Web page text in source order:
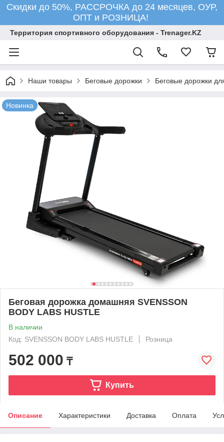
Скидки до 50%, РАССРОЧКА до 24 месяцев, ОУР,
ОПТ и РОЗНИЦА!
Территория спортивного оборудования - Trenager.KZ
Наши товары Беговые дорожки Беговые дорожки
Новинка
Беговая дорожка домашняя SVENSSON
BODY LABS HUSTLE
В наличии
Код: SVENSSON BODY LABS HUSTLE
Розница
502 000 ₸
Купить
Описание Характеристики Доставка Оплата